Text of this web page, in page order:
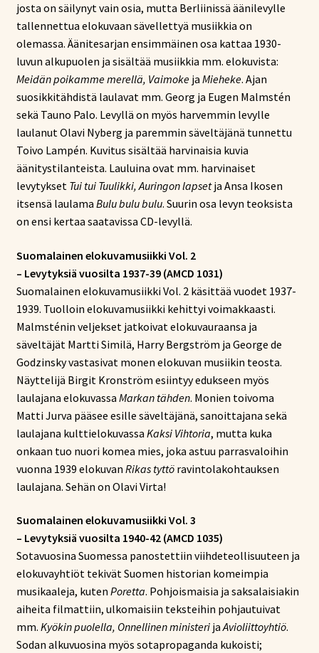
josta on säilynyt vain osia, mutta Berliinissä äänilevylle
tallennettua elokuvaan sävellettyä musiikkia on
olemassa. Äänitesarjan ensimmäinen osa kattaa 1930-
luvun alkupuolen ja sisältää musiikkia mm. elokuvista:
Meidän poikamme merellä, Vaimokeja Mieheke. Ajan
suosikkitähdistä laulavat mm. Georg ja Eugen Malmstén
sekä Tauno Palo. Levyllä on myös harvemmin levylle
laulanut Olavi Nyberg ja paremmin säveltäjänä tunnettu
Toivo Lampén. Kuvitus sisältää harvinaisia kuvia
äänitystilanteista. Lauluina ovat mm. harvinaiset
levytykset Tui tui Tuulikki, Auringon lapsetja Ansa Ikosen
itsensä laulama Bulu bulu bulu. Suurin osa levyn teoksista
on ensi kertaa saatavissa CD-levyllä.
Suomalainen elokuvamusiikki Vol. 2
– Levytyksiä vuosilta 1937-39 (AMCD 1031)
Suomalainen elokuvamusiikki Vol. 2 käsittää vuodet 1937-
1939. Tuolloin elokuvamusiikki kehittyi voimakkaasti.
Malmsténin veljekset jatkoivat elokuvauraansa ja
säveltäjät Martti Similä, Harry Bergström ja George de
Godzinsky vastasivat monen elokuvan musiikin teosta.
Näyttelijä Birgit Kronström esiintyy edukseen myös
laulajana elokuvassa Markan tähden. Monien toivoma
Matti Jurva pääsee esille säveltäjänä, sanoittajana sekä
laulajana kulttielokuvassa Kaksi Vihtoria, mutta kuka
onkaan tuo nuori komea mies, joka astuu parrasvaloihin
vuonna 1939 elokuvan Rikas tyttö ravintolakohtauksen
laulajana. Sehän on Olavi Virta!
Suomalainen elokuvamusiikki Vol. 3
– Levytyksiä vuosilta 1940-42 (AMCD 1035)
Sotavuosina Suomessa panostettiin viihdeteollisuuteen ja
elokuvayhtiöt tekivät Suomen historian komeimpia
musikaaleja, kuten Poretta. Pohjoismaisia ja saksalaisiakin
aiheita filmattiin, ulkomaisiin teksteihin pohjautuivat
mm. Kyökin puolella, Onnellinen ministeri jaAvioliittoyhtiö.
Sodan alkuvuosina myös sotapropaganda kukoisti;